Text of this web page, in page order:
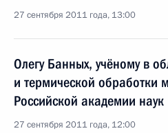
27 сентября 2011 года, 13:00
Олегу Банных, учёному в
и термической обработки
Российской академии наук
27 сентября 2011 года, 12:00